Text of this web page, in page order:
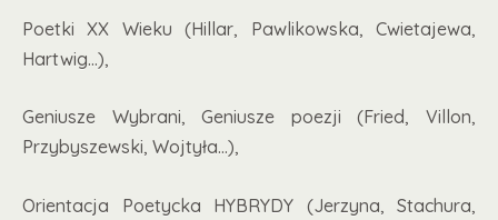
Poetki XX Wieku (Hillar, Pawlikowska, Cwietajewa,
Hartwig…),
Geniusze Wybrani, Geniusze poezji (Fried, Villon,
Przybyszewski, Wojtyła…),
Orientacja Poetycka HYBRYDY (Jerzyna, Stachura,